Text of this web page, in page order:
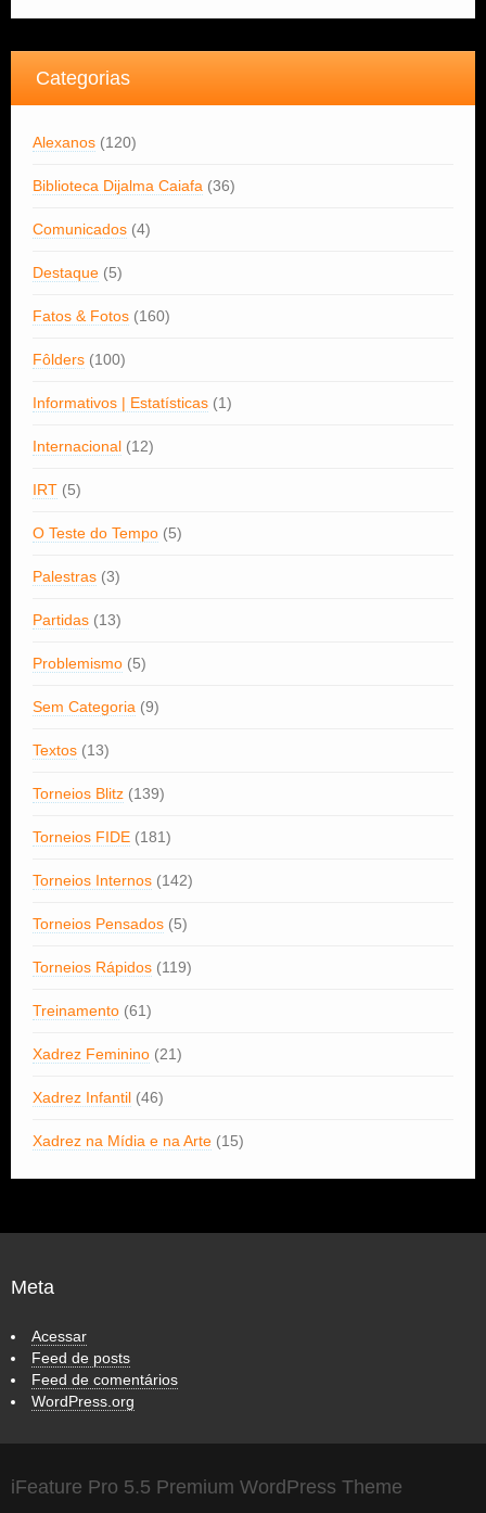
Categorias
Alexanos (120)
Biblioteca Dijalma Caiafa (36)
Comunicados (4)
Destaque (5)
Fatos & Fotos (160)
Fôlders (100)
Informativos | Estatísticas (1)
Internacional (12)
IRT (5)
O Teste do Tempo (5)
Palestras (3)
Partidas (13)
Problemismo (5)
Sem Categoria (9)
Textos (13)
Torneios Blitz (139)
Torneios FIDE (181)
Torneios Internos (142)
Torneios Pensados (5)
Torneios Rápidos (119)
Treinamento (61)
Xadrez Feminino (21)
Xadrez Infantil (46)
Xadrez na Mídia e na Arte (15)
Meta
Acessar
Feed de posts
Feed de comentários
WordPress.org
iFeature Pro 5.5 Premium WordPress Theme